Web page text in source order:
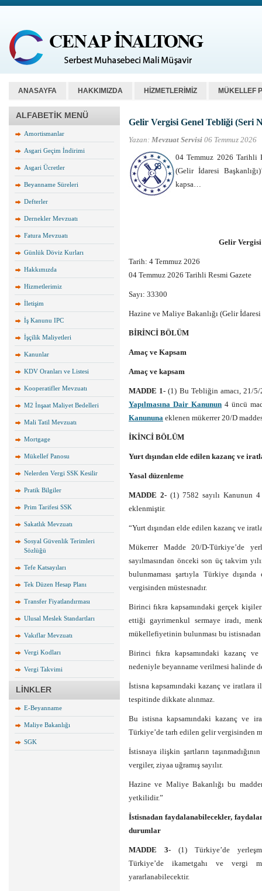
ANASAYFA HAKKIMIZDA HİZMETLERİMİZ MÜKELLEF
ALFABETİK MENÜ
Amortismanlar
Asgari Geçim İndirimi
Asgari Ücretler
Beyanname Süreleri
Defterler
Dernekler Mevzuatı
Fatura Mevzuatı
Günlük Döviz Kurları
Hakkımızda
Hizmetlerimiz
İletişim
İş Kanunu IPC
İşçilik Maliyetleri
Kanunlar
KDV Oranları ve Listesi
Kooperatifler Mevzuatı
M2 İnşaat Maliyet Bedelleri
Mali Tatil Mevzuatı
Mortgage
Mükellef Panosu
Nelerden Vergi SSK Kesilir
Pratik Bilgiler
Prim Tarifesi SSK
Sakatlık Mevzuatı
Sosyal Güvenlik Terimleri
Sözlüğü
Tefe Katsayıları
Tek Düzen Hesap Planı
Transfer Fiyatlandırması
Ulusal Meslek Standartları
Vakıflar Mevzuatı
Vergi Kodları
Vergi Takvimi
LİNKLER
E-Beyanname
Maliye Bakanlığı
SGK
Gelir Vergisi Genel Tebliği (Seri
Yazan: Mevzuat Servisi 06 Temmuz 2026
04 Temmuz 2026 Tarihli
(Gelir İdaresi
kapsa…
Gelir Vergisi
Tarih: 4 Temmuz 2026
04 Temmuz 2026 Tarihli Resmi Gazete
Sayı: 33300
Hazine ve Maliye Bakanlığı (Gelir İdaresi
BİRİNCİ BÖLÜM
Amaç ve Kapsam
Amaç ve kapsam
MADDE 1-(1) Bu Tebliğin amacı, 21/
Yapılmasına Dair Kanunun 4 üncü
Kanununa eklenen mükerrer 20/D
İKİNCİ BÖLÜM
Yurt dışından elde edilen kazanç ve
Yasal düzenleme
MADDE 2- (1) 7582 sayılı Kanunun
eklenmiştir.
“Yurt dışından elde edilen kazanç ve
Mükerrer Madde 20/D-Türkiye’de
sayılmasından önceki son üç takvim
bulunmaması şartıyla Türkiye
vergisinden müstesnadır.
Birinci fıkra kapsamındaki gerçek
ettiği gayrimenkul sermaye iradı,
mükellefiyetinin bulunması bu istisnadan
Birinci fıkra kapsamındaki kazanç
nedeniyle beyanname verilmesi halinde
İstisna kapsamındaki kazanç ve
tespitinde dikkate alınmaz.
Bu istisna kapsamındaki kazanç ve
Türkiye’de tarh edilen gelir vergisinden
İstisnaya ilişkin şartların
vergiler, ziyaa uğramış sayılır.
Hazine ve Maliye Bakanlığı bu
yetkilidir.”
İstisnadan faydalanabilecekler,
durumlar
MADDE 3- (1) Türkiye’de
Türkiye’de ikametgahı ve vergi
yararlanabilecektir.